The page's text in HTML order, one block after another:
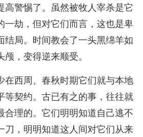
高警惕了。虽然被牧人宰杀是它
一劫，但对它们而言，这也是卑
结局。时间教会了一头黑绵羊如
，变得逆来顺受。
在西周、春秋时期它们就与本地
等契约。古已有之的事，往往就
合理的。它们明明知道自己逃不
刀，明明知道这人间对它们从来